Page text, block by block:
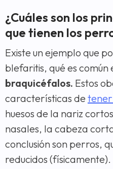
¿Cuáles son los
que tienen los
Existe un ejemplo que
blefaritis, qué es común
braquicéfalos. Estos
características de
huesos de la nariz
nasales, la cabeza
conclusión son perros,
reducidos (físicamente).